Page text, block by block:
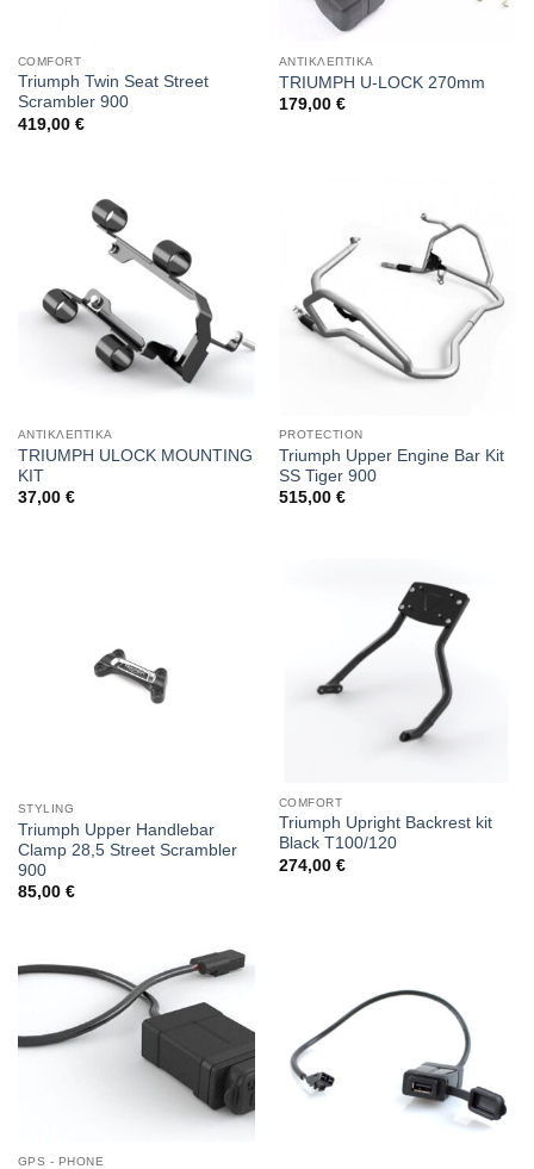
COMFORT
Triumph Twin Seat Street
Scrambler 900
419,00 €
ΑΝΤΙΚΛΕΠΤΙΚΑ
TRIUMPH U-LOCK 270mm
179,00 €
ΑΝΤΙΚΛΕΠΤΙΚΑ
TRIUMPH ULOCK MOUNTING
KIT
37,00 €
PROTECTION
Triumph Upper Engine Bar Kit
SS Tiger 900
515,00 €
STYLING
Triumph Upper Handlebar
Clamp 28,5 Street Scrambler
900
85,00 €
COMFORT
Triumph Upright Backrest kit
Black T100/120
274,00 €
GPS - PHONE